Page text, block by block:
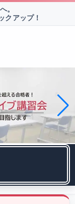
。
クアップ！